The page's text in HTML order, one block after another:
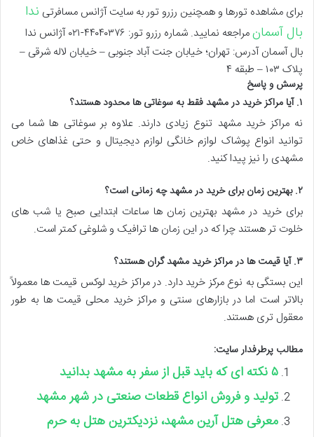
برای مشاهده تورها و همچنین رزرو تور به سایت آژانس مسافرتی ندا
بال آسمان
مراجعه نمایید. شماره رزرو تور: ۴۴۰۴۰۳۷۶-۰۲۱ آژانس ندا
بال آسمان آدرس: تهران؛ خیابان جنت آباد جنوبی – خیابان لاله شرقی –
پلاک ۱۰۳ – طبقه‌ ۴
پرسش و پاسخ
۱. آیا مراکز خرید در مشهد فقط به سوغاتی ها محدود هستند؟
نه مراکز خرید مشهد تنوع زیادی دارند. علاوه بر سوغاتی ها شما می
توانید انواع پوشاک لوازم خانگی لوازم دیجیتال و حتی غذاهای خاص
مشهدی را نیز پیدا کنید.
۲. بهترین زمان برای خرید در مشهد چه زمانی است؟
برای خرید در مشهد بهترین زمان ها ساعات ابتدایی صبح یا شب های
خلوت تر هستند چرا که در این زمان ها ترافیک و شلوغی کمتر است.
۳. آیا قیمت ها در مراکز خرید مشهد گران هستند؟
این بستگی به نوع مرکز خرید دارد. در مراکز خرید لوکس قیمت ها معمولاً
بالاتر است اما در بازارهای سنتی و مراکز خرید محلی قیمت ها به طور
معقول تری هستند.
مطالب پرطرفدار سایت:
۵ نکته ای که باید قبل از سفر به مشهد بدانید
تولید و فروش انواع قطعات صنعتی در شهر مشهد
معرفی هتل آرین مشهد، نزدیکترین هتل به حرم